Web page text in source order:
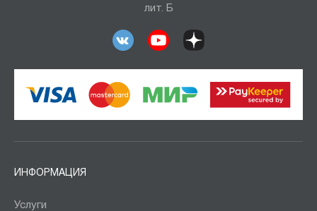
лит. Б
ИНФОРМАЦИЯ
Услуги